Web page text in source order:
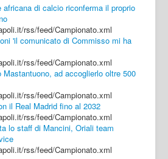
africana di calcio riconferma il proprio
rss/feed/Campionato.xml
'il comunicato di Commisso mi ha
rss/feed/Campionato.xml
Mastantuono, ad accoglierlo oltre 500
rss/feed/Campionato.xml
il Real Madrid fino al 2032
rss/feed/Campionato.xml
lo staff di Mancini, Oriali team
rss/feed/Campionato.xml